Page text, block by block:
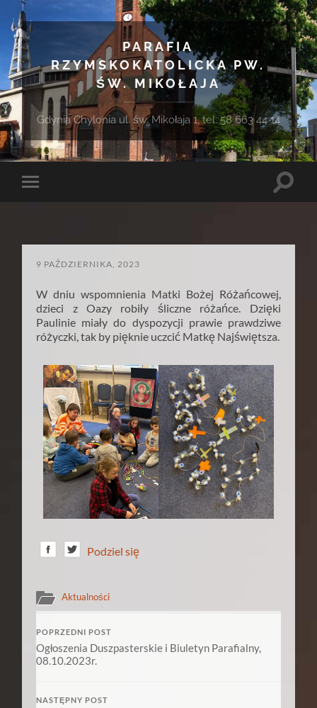
PARAFIA
RZYMSKOKATOLICKA PW.
ŚW. MIKOŁAJA
Gdynia Chylonia ul. św. Mikołaja 1, tel. 58 663 44 14
Toggle
Toggle
9 PAŹDZIERNIKA, 2023
W dniu wspomnienia Matki Bożej Różańcowej,
dzieci z Oazy robiły śliczne różańce. Dzięki
Paulinie miały do dyspozycji prawie prawdziwe
różyczki, tak by pięknie uczcić Matkę Najświętsza.
Podziel się
Aktualności
POPRZEDNI POST
Ogłoszenia Duszpasterskie i Biuletyn Parafialny,
08.10.2023r.
NASTĘPNY POST